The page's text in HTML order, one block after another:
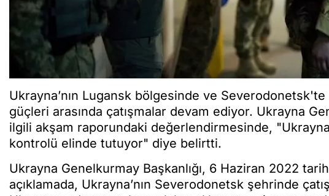
Ukrayna’nın Lugansk bölgesinde ve
güçleri arasında çatışmalar devam ediyor. Ukrayna
ilgili akşam raporundaki değerlendirmesinde,
kontrolü elinde tutuyor" diye belirtti.
Ukrayna Genelkurmay Başkanlığı, 6 Haziran 2022
açıklamada, Ukrayna’nın Severodonetsk şehrinde